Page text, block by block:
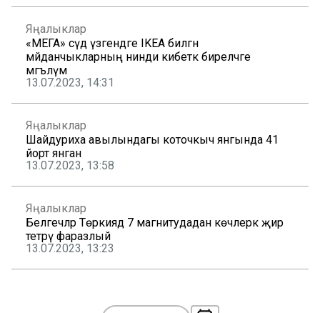
Яңалыклар
«МЕГА» сәүдә үзәгендәге IKEA биләгән
мәйданчыкларның нинди кибеткә биреләчәге
мәгълүм
13.07.2023, 14:31
Яңалыклар
Шайдуриха авылындагы коточкыч янгында 41
йорт янган
13.07.2023, 13:58
Яңалыклар
Белгечләр Төркиядә 7 магнитудадан көчлерәк җир
тетрәү фаразлый
13.07.2023, 13:23